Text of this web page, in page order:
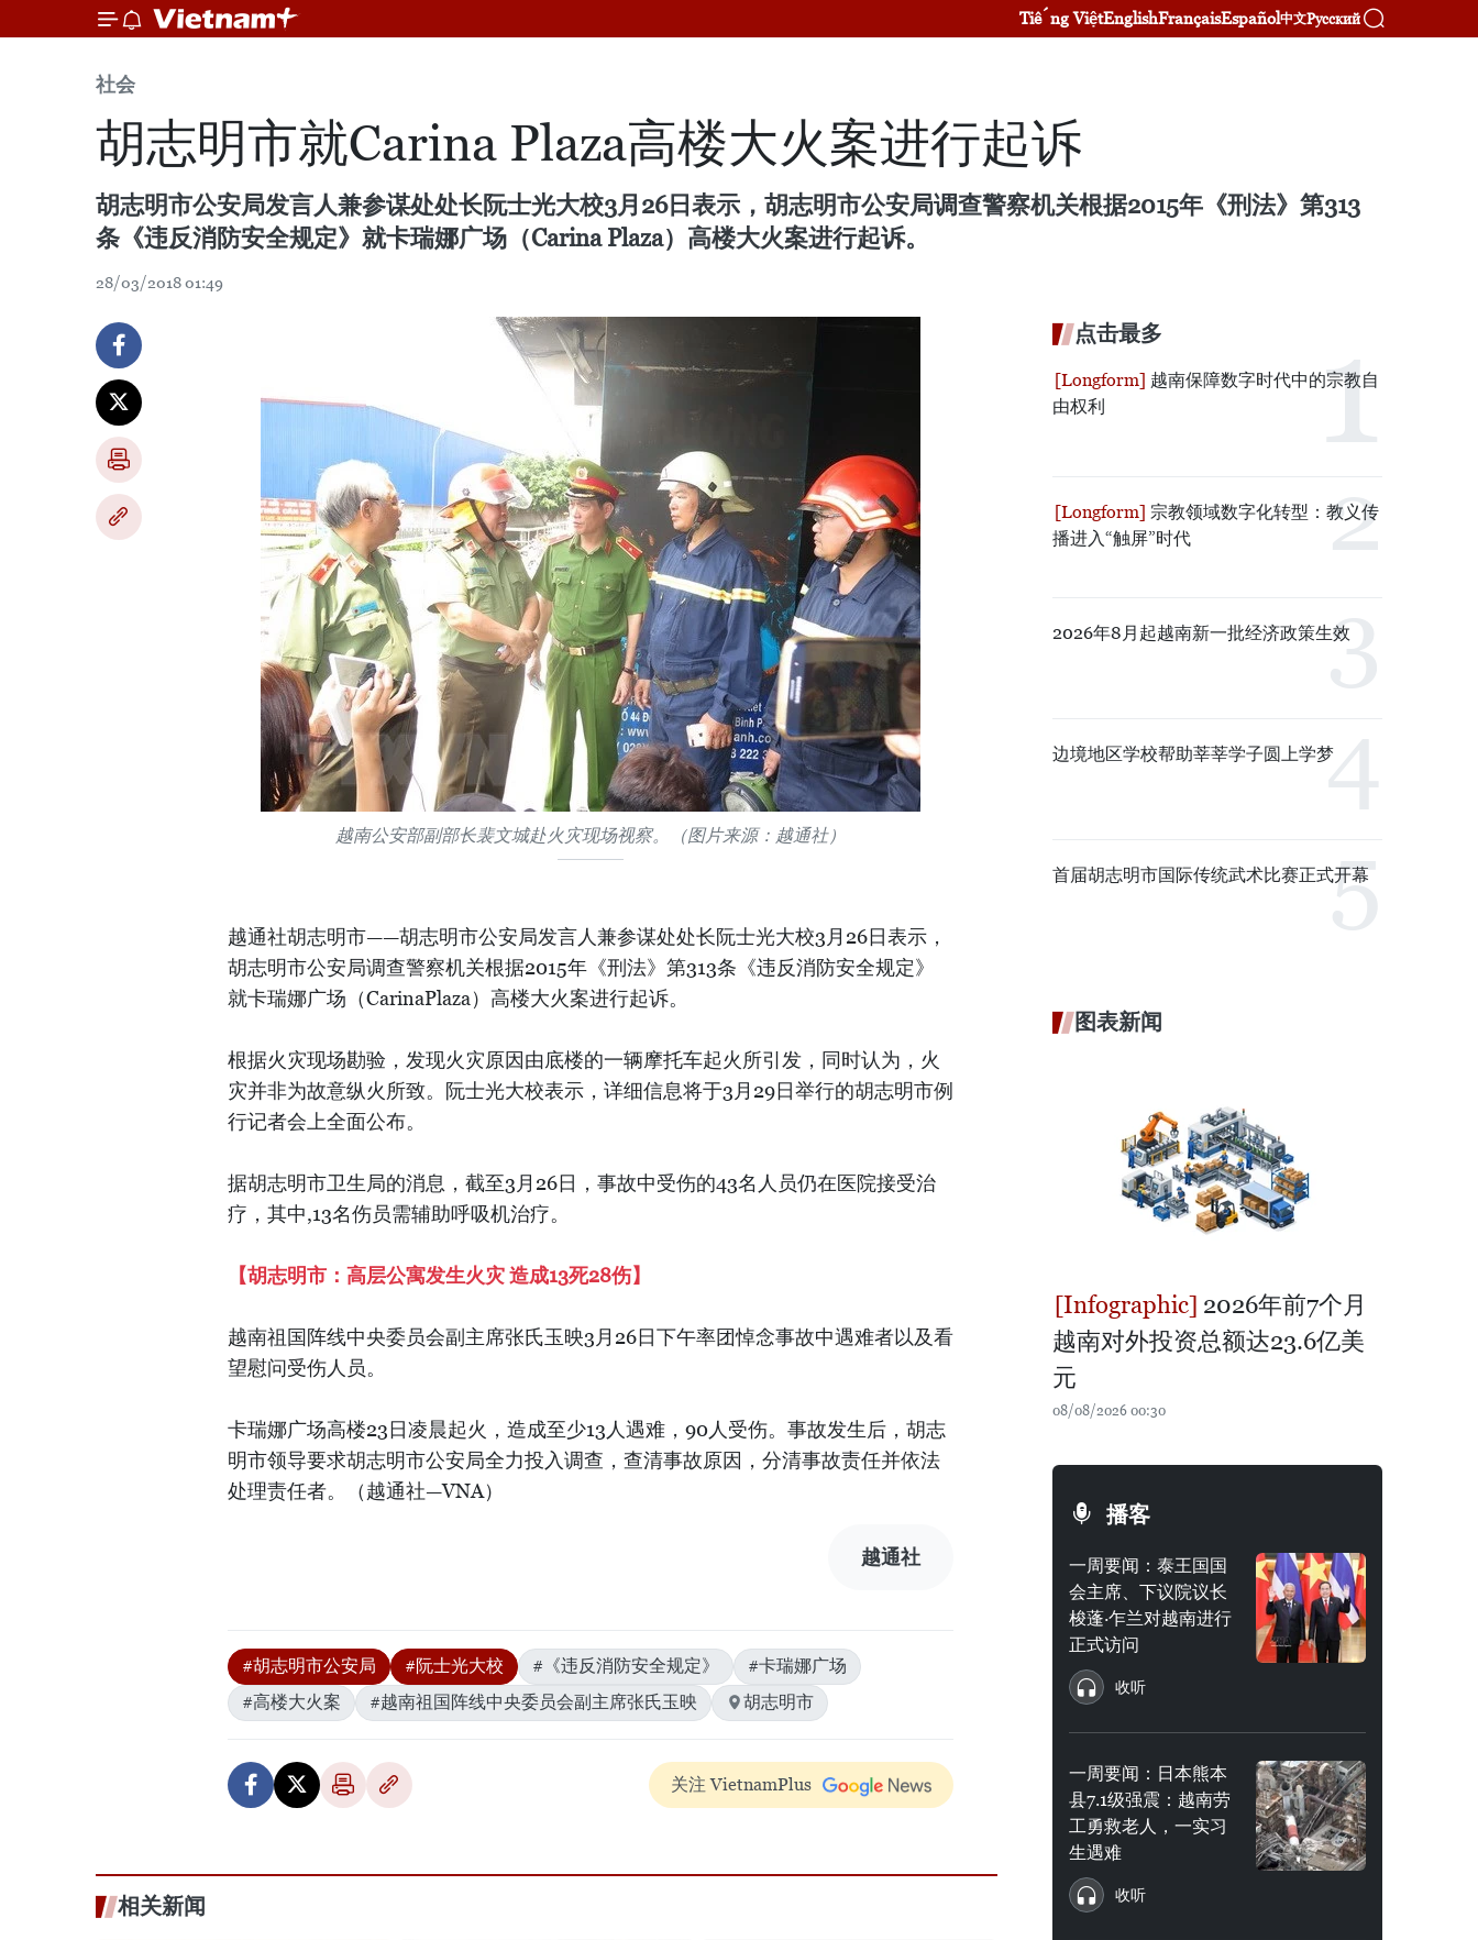
Tiếng ViệtEnglishFrançaisEspañol中文Русский
社会
胡志明市就Carina Plaza高楼大火案进行起诉
胡志明市公安局发言人兼参谋处处长阮士光大校3月26日表示，胡志明市公安局调查警察机关根据2015年《刑法》第313
条《违反消防安全规定》就卡瑞娜广场（Carina Plaza）高楼大火案进行起诉。
28/03/2018 01:49
越南公安部副部长裴文城赴火灾现场视察。（图片来源：越通社）
越通社胡志明市——胡志明市公安局发言人兼参谋处处长阮士光大校3月26日表示，
胡志明市公安局调查警察机关根据2015年《刑法》第313条《违反消防安全规定》
就卡瑞娜广场（CarinaPlaza）高楼大火案进行起诉。
根据火灾现场勘验，发现火灾原因由底楼的一辆摩托车起火所引发，同时认为，火
灾并非为故意纵火所致。阮士光大校表示，详细信息将于3月29日举行的胡志明市例
行记者会上全面公布。
据胡志明市卫生局的消息，截至3月26日，事故中受伤的43名人员仍在医院接受治
疗，其中,13名伤员需辅助呼吸机治疗。
【胡志明市：高层公寓发生火灾 造成13死28伤】
越南祖国阵线中央委员会副主席张氏玉映3月26日下午率团悼念事故中遇难者以及看
望慰问受伤人员。
卡瑞娜广场高楼23日凌晨起火，造成至少13人遇难，90人受伤。事故发生后，胡志
明市领导要求胡志明市公安局全力投入调查，查清事故原因，分清事故责任并依法
处理责任者。（越通社—VNA）
越通社
#胡志明市公安局 #阮士光大校 #《违反消防安全规定》
#卡瑞娜广场
#高楼大火案
#越南祖国阵线中央委员会副主席张氏玉映 胡志明市
关注 VietnamPlus
相关新闻
点击最多
越南保障数字时代中的宗教自
由权利
宗教领域数字化转型：教义传
播进入“触屏”时代
2026年8月起越南新一批经济政策生效
边境地区学校帮助莘莘学子圆上学梦
首届胡志明市国际传统武术比赛正式开幕
图表新闻
2026年前7个月
越南对外投资总额达23.6亿美
元
08/08/2026 00:30
播客
一周要闻：泰王国国
会主席、下议院议长
梭蓬·乍兰对越南进行
正式访问
收听
一周要闻：日本熊本
县7.1级强震：越南劳
工勇救老人，一实习
生遇难
收听